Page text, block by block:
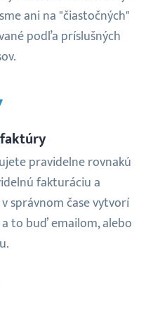
ani na "čiastočných"
podľa príslušných
pravidelne rovnakú
fakturáciu a
správnom čase vytvorí
to buď emailom, alebo